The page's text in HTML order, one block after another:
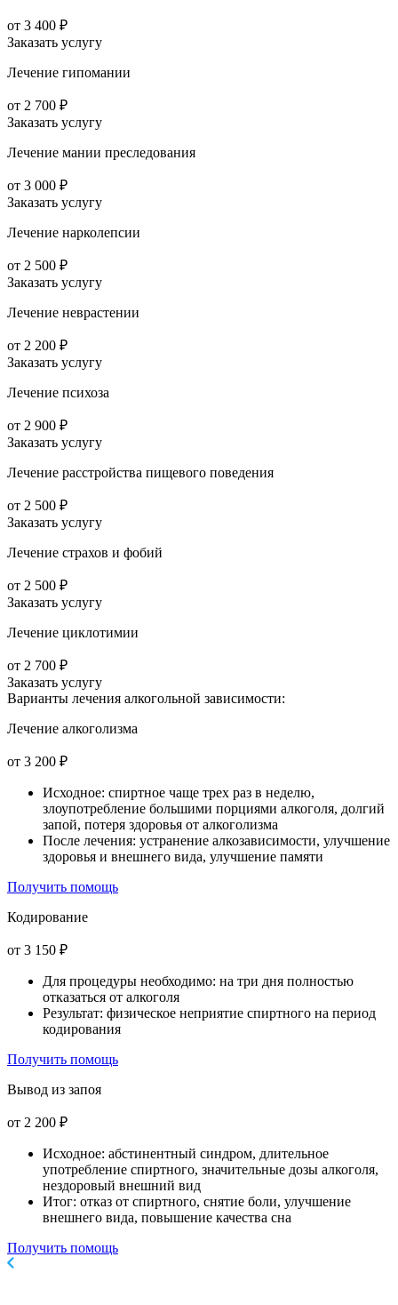
от 3 400 ₽
Заказать услугу
Лечение гипомании
от 2 700 ₽
Заказать услугу
Лечение мании преследования
от 3 000 ₽
Заказать услугу
Лечение нарколепсии
от 2 500 ₽
Заказать услугу
Лечение неврастении
от 2 200 ₽
Заказать услугу
Лечение психоза
от 2 900 ₽
Заказать услугу
Лечение расстройства пищевого поведения
от 2 500 ₽
Заказать услугу
Лечение страхов и фобий
от 2 500 ₽
Заказать услугу
Лечение циклотимии
от 2 700 ₽
Заказать услугу
Варианты лечения алкогольной зависимости:
Лечение алкоголизма
от 3 200 ₽
Исходное: спиртное чаще трех раз в неделю,
злоупотребление большими порциями алкоголя, долгий
запой, потеря здоровья от алкоголизма
После лечения: устранение алкозависимости, улучшение
здоровья и внешнего вида, улучшение памяти
Получить помощь
Кодирование
от 3 150 ₽
Для процедуры необходимо: на три дня полностью
отказаться от алкоголя
Результат: физическое неприятие спиртного на период
кодирования
Получить помощь
Вывод из запоя
от 2 200 ₽
Исходное: абстинентный синдром, длительное
употребление спиртного, значительные дозы алкоголя,
нездоровый внешний вид
Итог: отказ от спиртного, снятие боли, улучшение
внешнего вида, повышение качества сна
Получить помощь